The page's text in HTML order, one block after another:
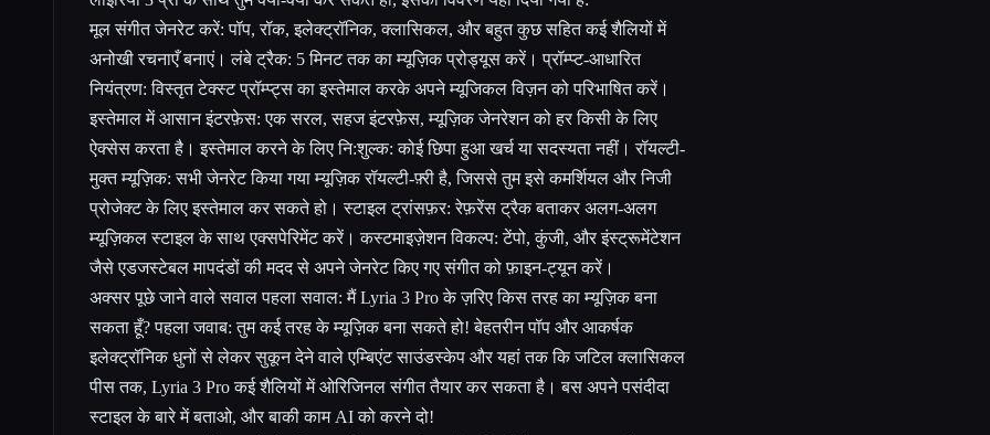
मूल संगीत जेनरेट करें: पॉप, रॉक, इलेक्ट्रॉनिक, क्लासिकल, और बहुत कुछ सहित कई शैलियों में
अनोखी रचनाएँ बनाएं। लंबे ट्रैक: 5 मिनट तक का म्यूज़िक प्रोड्यूस करें। प्रॉम्प्ट-आधारित
नियंत्रण: विस्तृत टेक्स्ट प्रॉम्प्ट्स का इस्तेमाल करके अपने म्यूजिकल विज़न को परिभाषित करें।
इस्तेमाल में आसान इंटरफ़ेस: एक सरल, सहज इंटरफ़ेस, म्यूज़िक जेनरेशन को हर किसी के लिए
ऐक्सेस करता है। इस्तेमाल करने के लिए नि:शुल्क: कोई छिपा हुआ खर्च या सदस्यता नहीं। रॉयल्टी-
मुक्त म्यूज़िक: सभी जेनरेट किया गया म्यूज़िक रॉयल्टी-फ़्री है, जिससे तुम इसे कमर्शियल और निजी
प्रोजेक्ट के लिए इस्तेमाल कर सकते हो। स्टाइल ट्रांसफ़र: रेफ़रेंस ट्रैक बताकर अलग-अलग
म्यूज़िकल स्टाइल के साथ एक्सपेरिमेंट करें। कस्टमाइज़ेशन विकल्प: टेंपो, कुंजी, और इंस्ट्रूमेंटेशन
जैसे एडजस्टेबल मापदंडों की मदद से अपने जेनरेट किए गए संगीत को फ़ाइन-ट्यून करें।
अक्सर पूछे जाने वाले सवाल पहला सवाल: मैं Lyria 3 Pro के ज़रिए किस तरह का म्यूज़िक बना
सकता हूँ? पहला जवाब: तुम कई तरह के म्यूज़िक बना सकते हो! बेहतरीन पॉप और आकर्षक
इलेक्ट्रॉनिक धुनों से लेकर सुकून देने वाले एम्बिएंट साउंडस्केप और यहां तक कि जटिल क्लासिकल
पीस तक, Lyria 3 Pro कई शैलियों में ओरिजिनल संगीत तैयार कर सकता है। बस अपने पसंदीदा
स्टाइल के बारे में बताओ, और बाकी काम AI को करने दो!